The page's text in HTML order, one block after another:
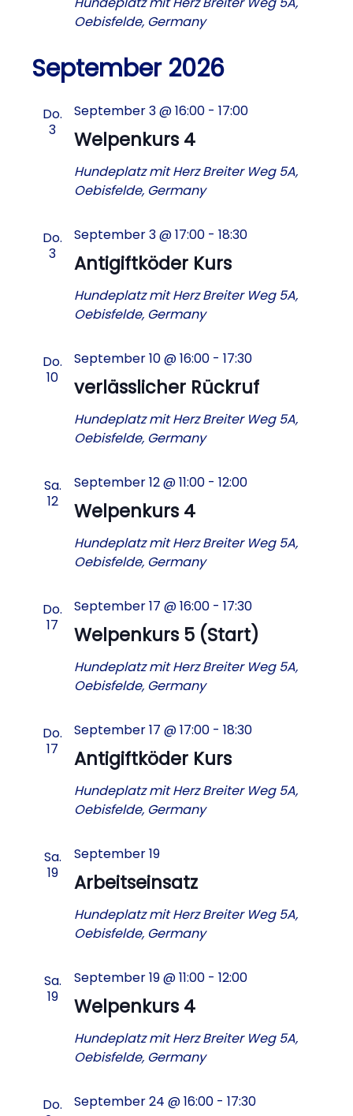
Oebisfelde, Germany
September 2026
Do.
3
Welpenkurs 4
September 3 @ 16:00- 17:00
Hundeplatz mit HerzBreiter Weg 5A,
Oebisfelde, Germany
Do.
3
Antigiftköder Kurs
September 3 @ 17:00- 18:30
Hundeplatz mit HerzBreiter Weg 5A,
Oebisfelde, Germany
Do.
10
verlässlicher Rückruf
September 10 @ 16:00- 17:30
Hundeplatz mit HerzBreiter Weg 5A,
Oebisfelde, Germany
Sa.
12
Welpenkurs 4
September 12 @ 11:00- 12:00
Hundeplatz mit HerzBreiter Weg 5A,
Oebisfelde, Germany
Do.
17
Welpenkurs 5 (Start)
September 17 @ 16:00- 17:30
Hundeplatz mit HerzBreiter Weg 5A,
Oebisfelde, Germany
Do.
17
Antigiftköder Kurs
September 17 @ 17:00- 18:30
Hundeplatz mit HerzBreiter Weg 5A,
Oebisfelde, Germany
Sa.
19
Arbeitseinsatz
September 19
Hundeplatz mit HerzBreiter Weg 5A,
Oebisfelde, Germany
Sa.
19
Welpenkurs 4
September 19 @ 11:00- 12:00
Hundeplatz mit HerzBreiter Weg 5A,
Oebisfelde, Germany
Do.
September 24 @ 16:00- 17:30